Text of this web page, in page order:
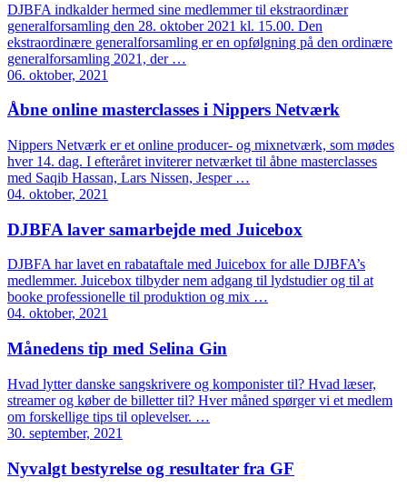
DJBFA indkalder hermed sine medlemmer til ekstraordinær
generalforsamling den 28. oktober 2021 kl. 15.00. Den
ekstraordinære generalforsamling er en opfølgning på den ordinære
generalforsamling 2021, der …
06. oktober, 2021
Åbne online masterclasses i Nippers Netværk
Nippers Netværk er et online producer- og mixnetværk, som mødes
hver 14. dag. I efteråret inviterer netværket til åbne masterclasses
med Saqib Hassan, Lars Nissen, Jesper …
04. oktober, 2021
DJBFA laver samarbejde med Juicebox
DJBFA har lavet en rabataftale med Juicebox for alle DJBFA’s
medlemmer. Juicebox tilbyder nem adgang til lydstudier og til at
booke professionelle til produktion og mix …
04. oktober, 2021
Månedens tip med Selina Gin
Hvad lytter danske sangskrivere og komponister til? Hvad læser,
streamer og køber de billetter til? Hver måned spørger vi et medlem
om forskellige tips til oplevelser. …
30. september, 2021
Nyvalgt bestyrelse og resultater fra GF